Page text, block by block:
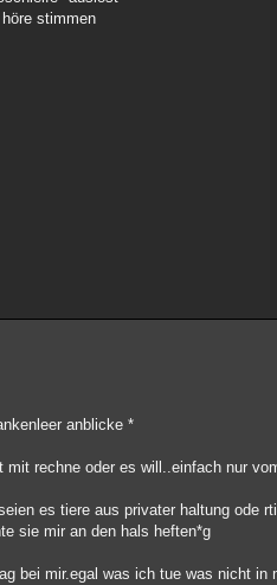
stimmen
anblicke *
rechne oder es will..einfach nur
es tiere aus privater haltung ode
sie mir an den hals heften*g
bei mir.egal was ich tue was nicht